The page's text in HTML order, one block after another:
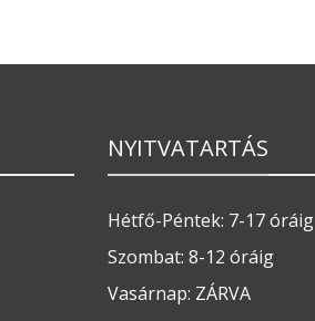
NYITVATARTÁS
Hétfő-Péntek: 7-17 óráig
Szombat: 8-12 óráig
Vasárnap: ZÁRVA